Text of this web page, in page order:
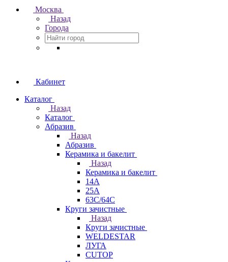
Москва
Назад
Города
Кабинет
Каталог
Назад
Каталог
Абразив
Назад
Абразив
Керамика и бакелит
Назад
Керамика и бакелит
14А
25А
63С/64С
Круги зачистные
Назад
Круги зачистные
WELDESTAR
ЛУГА
CUTOP